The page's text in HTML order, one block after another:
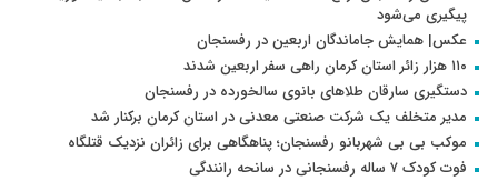
پیگیری می‌شود
عکس| همایش جاماندگان اربعین در رفسنجان
۱۱۰ هزار زائر استان کرمان راهی سفر اربعین شدند
دستگیری سارقان طلاهای بانوی سالخورده در رفسنجان
مدیر متخلف یک شرکت صنعتی معدنی در استان کرمان برکنار شد
موکب بی بی شهربانو رفسنجان؛ پناهگاهی برای زائران نزدیک قتلگاه
فوت کودک ۷ ساله رفسنجانی در سانحه رانندگی